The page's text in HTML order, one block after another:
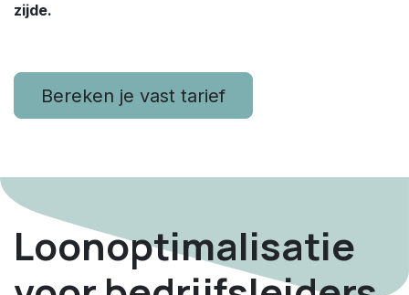
zijde.
Bereken je vast tarief
Loonoptimalisatie